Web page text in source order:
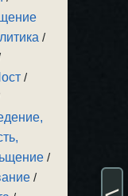
/
/
/
/